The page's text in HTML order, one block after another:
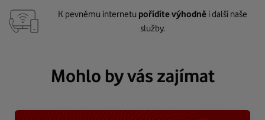
K pevnému internetu pořídíte výhodně i další naše
služby.
Mohlo by vás zajímat